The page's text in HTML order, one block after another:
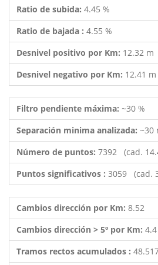
Ratio de subida: 4.45 %
Ratio de bajada : 4.55 %
Desnivel positivo por Km: 12.32 m
Desnivel negativo por Km: 12.41 m
Filtro pendiente máxima: ~30 %
Separación minima analizada: ~30
Número de puntos: 7392 (cad.
Puntos significativos : 3059 (cad.
Cambios dirección por Km: 8.52
Cambios dirección > 5º por Km: 4.4
Tramos rectos acumulados :